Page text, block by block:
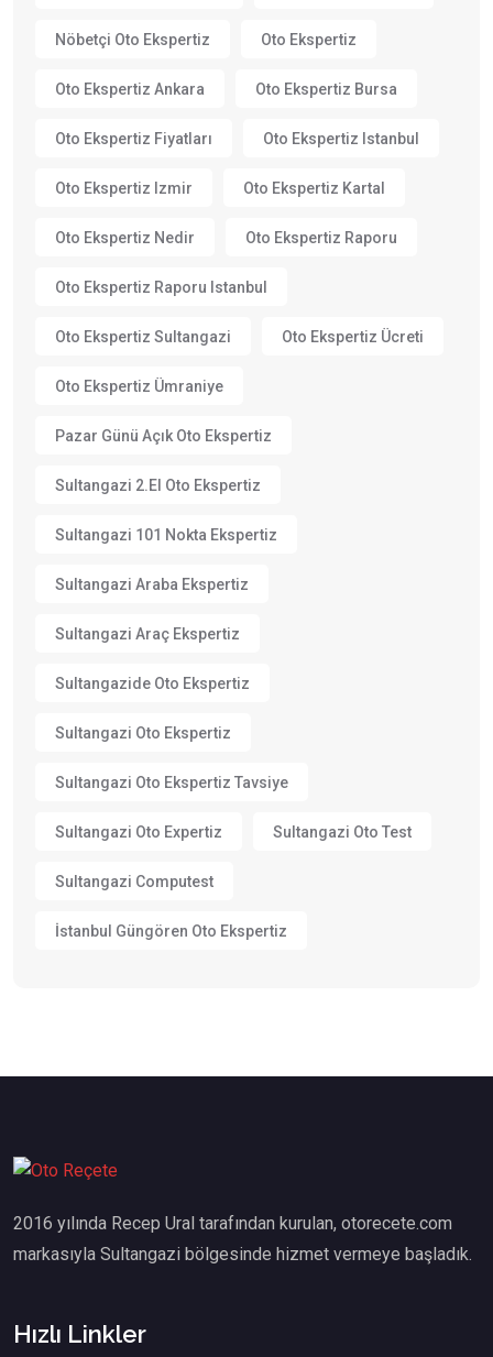
Nöbetçi Oto Ekspertiz Oto Ekspertiz
Oto Ekspertiz Ankara Oto Ekspertiz Bursa
Oto Ekspertiz Fiyatları Oto Ekspertiz Istanbul
Oto Ekspertiz Izmir Oto Ekspertiz Kartal
Oto Ekspertiz Nedir Oto Ekspertiz Raporu
Oto Ekspertiz Raporu Istanbul
Oto Ekspertiz Sultangazi Oto Ekspertiz Ücreti
Oto Ekspertiz Ümraniye
Pazar Günü Açık Oto Ekspertiz
Sultangazi 2.el Oto Ekspertiz
Sultangazi 101 Nokta Ekspertiz
Sultangazi Araba Ekspertiz
Sultangazi Araç Ekspertiz
Sultangazide Oto Ekspertiz
Sultangazi Oto Ekspertiz
Sultangazi Oto Ekspertiz Tavsiye
Sultangazi Oto Expertiz Sultangazi Oto Test
Sultangazi Computest
İstanbul Güngören Oto Ekspertiz
2016 yılında Recep Ural tarafından kurulan, otorecete.com
markasıyla Sultangazi bölgesinde hizmet vermeye başladık.
Hızlı Linkler